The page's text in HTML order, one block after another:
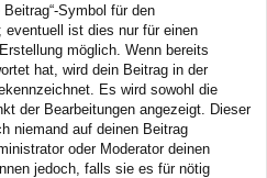
Symbol für den
ist dies nur für einen
möglich. Wenn bereits
hat, wird dein Beitrag in der
Es wird sowohl die
der Bearbeitungen angezeigt. Dieser
niemand auf deinen Beitrag
oder Moderator deinen
jedoch, falls sie es für nötig